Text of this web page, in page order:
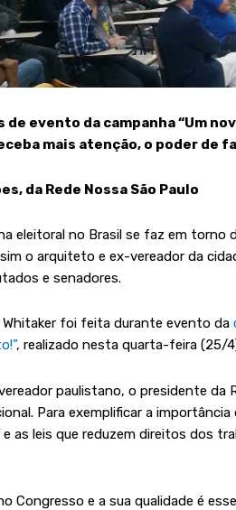
evento da campanha “Um
mais atenção, o poder de
da Rede Nossa São Paulo
eleitoral no Brasil se faz em torno
o arquiteto e ex-vereador da
e senadores.
Whitaker foi feita durante evento da
, realizado nesta quarta-feira (25/
paulistano, o presidente da
Para exemplificar a
e as leis que reduzem direitos dos
Congresso e a sua qualidade é